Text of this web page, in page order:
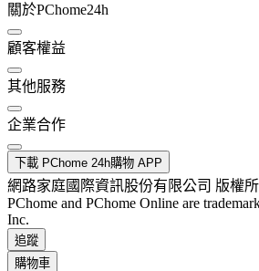
關於PChome24h
顧客權益
其他服務
企業合作
下載 PChome 24h購物 APP
網路家庭國際資訊股份有限公司 版權
PChome and PChome Online are
Inc.
追蹤
購物車